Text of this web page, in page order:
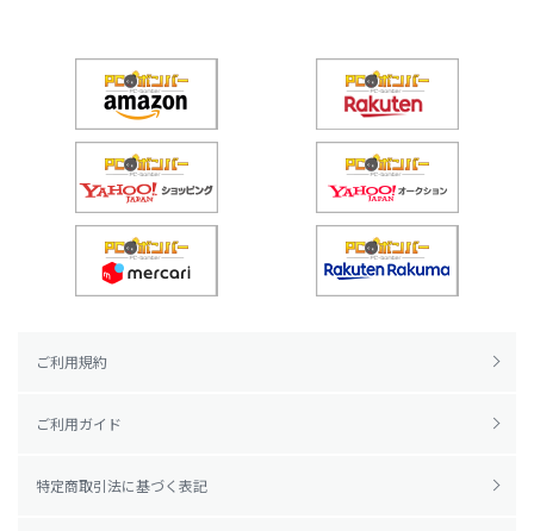
ご利用規約
ご利用ガイド
特定商取引法に基づく表記